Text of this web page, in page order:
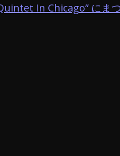
In Chicago” にま